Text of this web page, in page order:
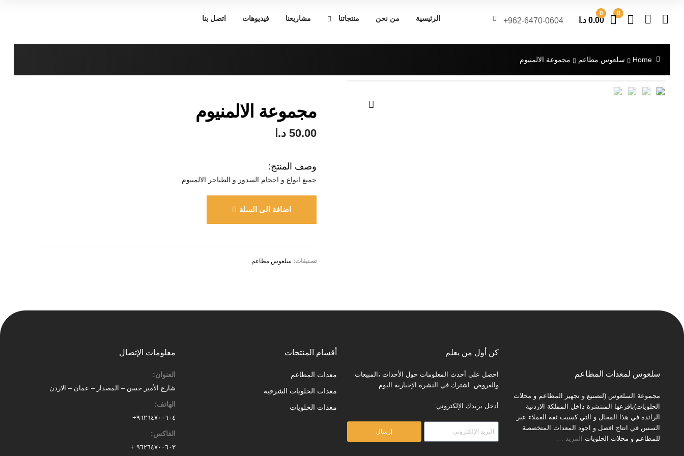
0
0
0.00 د.ا 962-6470-0604+ الرئيسية من نحن منتجاتنا مشاريعنا فيديوهات اتصل بنا
Home سلعوس مطاعم مجموعة الالمنيوم
مجموعة الالمنيوم
50.00 د.ا
وصف المنتج:
جميع انواع و احجام السدور و الطناجر الالمنيوم
اضافة الى السلة
تصنيفات: سلعوس مطاعم
سلعوس لمعدات المطاعم
مجموعة السلعوس (لتصنيع و تجهيز المطاعم و محلات
الحلويات)بافرعها المنتشرة داخل المملكة الاردنية
الرائدة في هذا المجال و التي كسبت ثقة العملاء عبر
السنين في انتاج افضل و اجود المعدات المتخصصة
للمطاعم و محلات الحلويات المزيد
كن أول من يعلم
احصل على أحدث المعلومات حول الأحداث ،المبيعات
والعروض. اشترك في النشرة الإخبارية اليوم
أدخل بريدك الإلكتروني:
إرسال
أقسام المنتجات
معدات المطاعم
معدات الحلويات الشرقية
معدات الحلويات
معلومات الإتصال
العنوان:
شارع الأمير حسن – المصدار – عمان – الاردن
الهاتف:
٩٦٢٦٤٧٠٠٦٠٤+
الفاكس:
٩٦٢٦٤٧٠٠٦٠٣ +